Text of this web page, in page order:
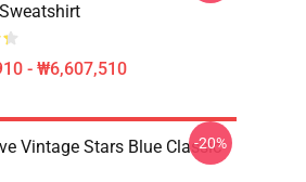
- ₩6,607,510
Vintage Stars Blue Classic
-20%